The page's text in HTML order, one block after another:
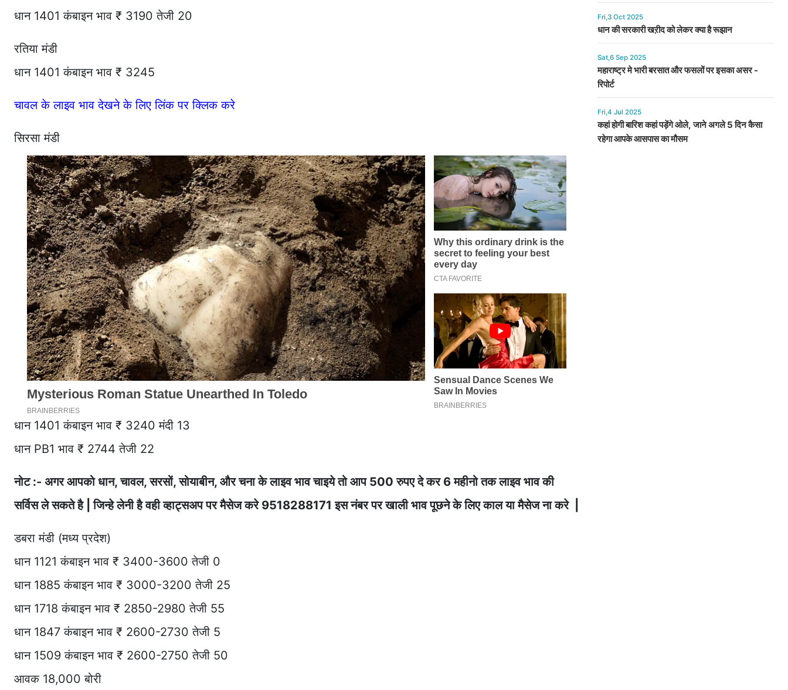
धान 1401 कंबाइन भाव ₹ 3190 तेजी 20
रतिया मंडी
धान 1401 कंबाइन भाव ₹ 3245
चावल के लाइव भाव देखने के लिए लिंक पर क्लिक करे
सिरसा मंडी
धान 1401 कंबाइन भाव ₹ 3240 मंदी 13
धान PB1 भाव ₹ 2744 तेजी 22
नोट :- अगर आपको धान, चावल, सरसों, सोयाबीन, और चना के लाइव भाव चाइये तो आप 500 रुपए दे कर 6 महीनो तक लाइव भाव की
सर्विस ले सकते है | जिन्हे लेनी है वही व्हाट्सअप पर मैसेज करे 9518288171 इस नंबर पर खाली भाव पूछने के लिए काल या मैसेज ना करे |
डबरा मंडी (मध्य प्रदेश)
धान 1121 कंबाइन भाव ₹ 3400-3600 तेजी 0
धान 1885 कंबाइन भाव ₹ 3000-3200 तेजी 25
धान 1718 कंबाइन भाव ₹ 2850-2980 तेजी 55
धान 1847 कंबाइन भाव ₹ 2600-2730 तेजी 5
धान 1509 कंबाइन भाव ₹ 2600-2750 तेजी 50
आवक 18,000 बोरी
Fri,3 Oct 2025
धान की सरकारी खऱीद को लेकर क्या है रूझान
Sat,6 Sep 2025
महाराष्ट्र मे भारी बरसात और फसलों पर इसका असर -
रिपोर्ट
Fri,4 Jul 2025
कहां होगी बारिश कहां पड़ेंगे ओले, जाने अगले 5 दिन कैसा
रहेगा आपके आसपास का मौसम